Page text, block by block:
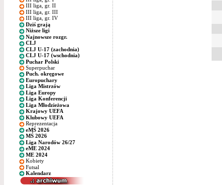
III liga, gr. II
III liga, gr. III
III liga, gr. IV
Dziś grają
Niższe ligi
Najnowsze rozgr.
CLJ
CLJ U-17 (zachodnia)
CLJ U-17 (wschodnia)
Puchar Polski
Superpuchar
Puch. okręgowe
Europuchary
Liga Mistrzów
Liga Europy
Liga Konferencji
Liga Młodzieżowa
Krajowy UEFA
Klubowy UEFA
Reprezentacja
eMŚ 2026
MŚ 2026
Liga Narodów 26/27
eME 2024
ME 2024
Kobiety
Futsal
Kalendarz